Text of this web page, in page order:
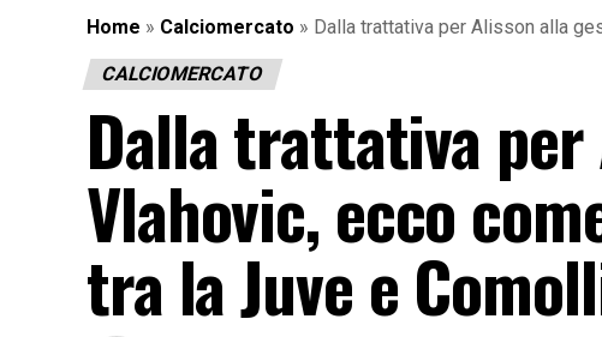
Home » Calciomercato » Dalla trattativa per Alisson alla
CALCIOMERCATO
Dalla trattativa
Vlahovic, ecco
tra la Juve e